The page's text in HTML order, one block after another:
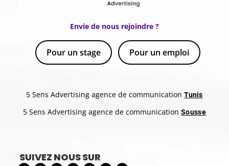
Envie de nous rejoindre ?
Pour un stage Pour un emploi
5 Sens Advertising agence de communicationTunis
5 Sens Advertising agence de communicationSousse
SUIVEZ NOUS SUR